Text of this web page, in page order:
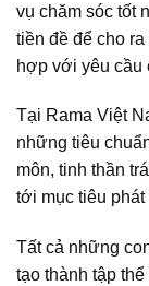
vụ chăm sóc tốt
tiền đề để cho
hợp với yêu cầu
Tại Rama Việt
những tiêu
môn, tinh thần
tới mục tiêu phát
Tất cả những
tạo thành tập